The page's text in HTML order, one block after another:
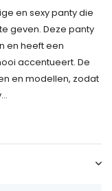
en sexy panty die
geven. Deze panty
en heeft een
accentueert. De
en modellen, zodat